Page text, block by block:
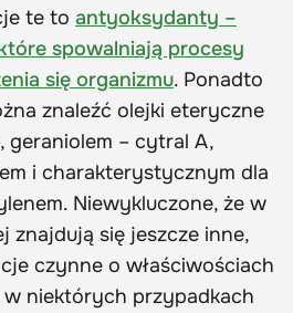
te to antyoksydanty –
spowalniają procesy
się organizmu. Ponadto
znaleźć olejki eteryczne
geraniolem – cytral A,
i charakterystycznym dla
Niewykluczone, że w
znajdują się jeszcze inne,
czynne o właściwościach
w niektórych przypadkach